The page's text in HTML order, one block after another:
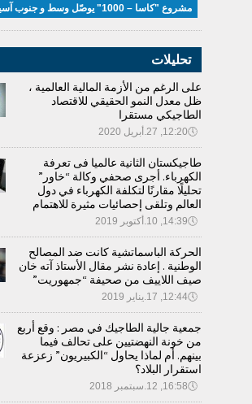
مشروع "كاسا – 1000" يوصّل وسط و جنوب آسيا
تحليلات
على الرغم من الأزمة المالية العالمية ،
ظل معدل النمو الحقيقي للاقتصاد
الطاجيكي مستقرا
🕔12:20, 27.أبريل 2020
طاجيكستان الثانية عالميا فى تعرفة
الكهرباء. أجرى صحفي وكالة “خاور”
تحليلًا مقارنًا لتكلفة الكهرباء في دول
العالم وتلقى إحصائيات مثيرة للاهتمام
🕔14:39, 10.أكتوبر 2019
الحركة الباسماتشية كانت ضد المصالح
الوطنية . إعادة نشر مقال الأستاذ آته خان
صيف اللاييف من صحيفة “جمهوريت”
🕔12:44, 17.يناير 2019
جمعية جالية الطاجيك في مصر : وقع أربع
من خونة النهضتيين على تحالف فيما
بينهم. أم لماذا يحاول “الكبيريون” زعزعة
استقرار البلاد؟
🕔16:58, 12.سبتمبر 2018